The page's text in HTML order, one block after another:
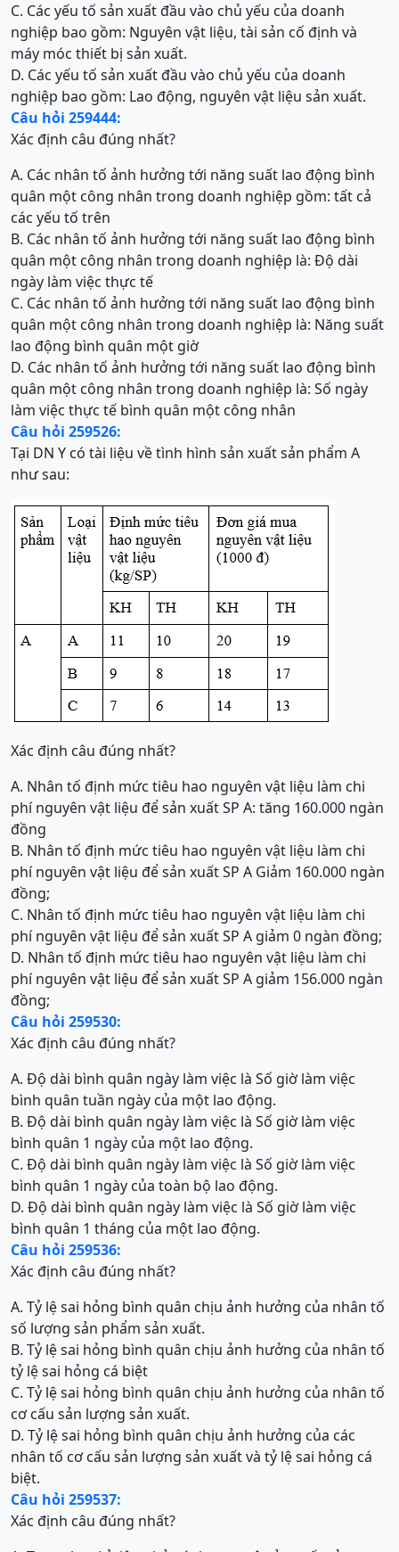
C. Các yếu tố sản xuất đầu vào chủ yếu của doanh
nghiệp bao gồm: Nguyên vật liệu, tài sản cố định và
máy móc thiết bị sản xuất.
D. Các yếu tố sản xuất đầu vào chủ yếu của doanh
nghiệp bao gồm: Lao động, nguyên vật liệu sản xuất.
Câu hỏi 259444:
Xác định câu đúng nhất?
A. Các nhân tố ảnh hưởng tới năng suất lao động bình
quân một công nhân trong doanh nghiệp gồm: tất cả
các yếu tố trên
B. Các nhân tố ảnh hưởng tới năng suất lao động bình
quân một công nhân trong doanh nghiệp là: Độ dài
ngày làm việc thực tế
C. Các nhân tố ảnh hưởng tới năng suất lao động bình
quân một công nhân trong doanh nghiệp là: Năng suất
lao động bình quân một giờ
D. Các nhân tố ảnh hưởng tới năng suất lao động bình
quân một công nhân trong doanh nghiệp là: Số ngày
làm việc thực tế bình quân một công nhân
Câu hỏi 259526:
Tại DN Y có tài liệu về tình hình sản xuất sản phẩm A
như sau:
Xác định câu đúng nhất?
A. Nhân tố định mức tiêu hao nguyên vật liệu làm chi
phí nguyên vật liệu để sản xuất SP A: tăng 160.000 ngàn
đồng
B. Nhân tố định mức tiêu hao nguyên vật liệu làm chi
phí nguyên vật liệu để sản xuất SP A Giảm 160.000 ngàn
đồng;
C. Nhân tố định mức tiêu hao nguyên vật liệu làm chi
phí nguyên vật liệu để sản xuất SP A giảm 0 ngàn đồng;
D. Nhân tố định mức tiêu hao nguyên vật liệu làm chi
phí nguyên vật liệu để sản xuất SP A giảm 156.000 ngàn
đồng;
Câu hỏi 259530:
Xác định câu đúng nhất?
A. Độ dài bình quân ngày làm việc là Số giờ làm việc
bình quân tuần ngày của một lao động.
B. Độ dài bình quân ngày làm việc là Số giờ làm việc
bình quân 1 ngày của một lao động.
C. Độ dài bình quân ngày làm việc là Số giờ làm việc
bình quân 1 ngày của toàn bộ lao động.
D. Độ dài bình quân ngày làm việc là Số giờ làm việc
bình quân 1 tháng của một lao động.
Câu hỏi 259536:
Xác định câu đúng nhất?
A. Tỷ lệ sai hỏng bình quân chịu ảnh hưởng của nhân tố
số lượng sản phẩm sản xuất.
B. Tỷ lệ sai hỏng bình quân chịu ảnh hưởng của nhân tố
tỷ lệ sai hỏng cá biệt
C. Tỷ lệ sai hỏng bình quân chịu ảnh hưởng của nhân tố
cơ cấu sản lượng sản xuất.
D. Tỷ lệ sai hỏng bình quân chịu ảnh hưởng của các
nhân tố cơ cấu sản lượng sản xuất và tỷ lệ sai hỏng cá
biệt.
Câu hỏi 259537:
Xác định câu đúng nhất?